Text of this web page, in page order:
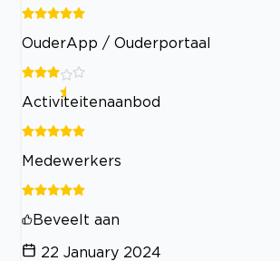
OuderApp / Ouderportaal
Activiteitenaanbod
Medewerkers
Beveelt aan
22 January 2024